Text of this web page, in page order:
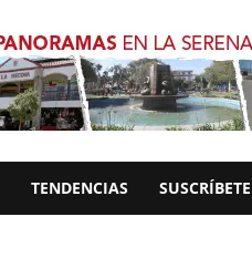
TENDENCIAS SUSCRÍBETE